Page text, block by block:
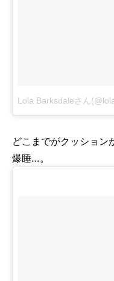
Lola Barksdaleさん
どこまでがクッション
爆睡…。